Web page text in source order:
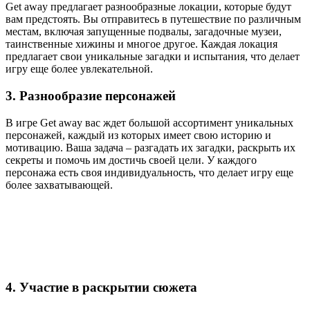
Get away предлагает разнообразные локации, которые будут
вам предстоять. Вы отправитесь в путешествие по различным
местам, включая запущенные подвалы, загадочные музеи,
таинственные хижины и многое другое. Каждая локация
предлагает свои уникальные загадки и испытания, что делает
игру еще более увлекательной.
3. Разнообразие персонажей
В игре Get away вас ждет большой ассортимент уникальных
персонажей, каждый из которых имеет свою историю и
мотивацию. Ваша задача – разгадать их загадки, раскрыть их
секреты и помочь им достичь своей цели. У каждого
персонажа есть своя индивидуальность, что делает игру еще
более захватывающей.
4. Участие в раскрытии сюжета